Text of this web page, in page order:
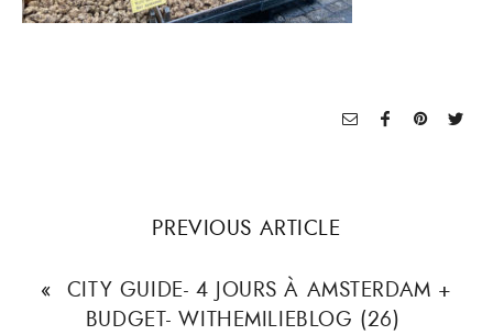
PREVIOUS ARTICLE
« CITY GUIDE- 4 JOURS À AMSTERDAM +
BUDGET- WITHEMILIEBLOG (26)